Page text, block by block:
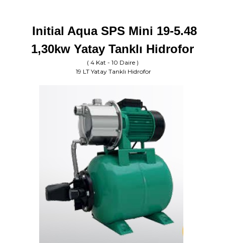
Initial Aqua SPS Mini 19-5.48
1,30kw Yatay Tanklı Hidrofor
( 4 Kat - 10 Daire )
19 LT Yatay Tanklı Hidrofor